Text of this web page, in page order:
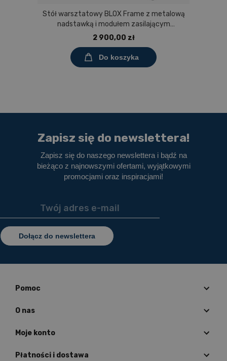
Stół warsztatowy BLOX Frame z metalową
nadstawką i modułem zasilającym
Prostokąt 1200x600 mm, rozmiar 4-6, blat
2 900,00 zł
Do koszyka
Zapisz się do newslettera!
Zapisz się do naszego newslettera i bądź na
bieżąco z najnowszymi ofertami, wyjątkowymi
promocjami oraz inspiracjami!
Dołącz do newslettera
Pomoc
O nas
Moje konto
Płatności i dostawa